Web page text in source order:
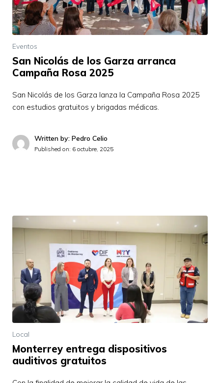
Eventos
San Nicolás de los Garza arranca
Campaña Rosa 2025
San Nicolás de los Garza lanza la Campaña Rosa 2025
con estudios gratuitos y brigadas médicas.
Written by: Pedro Celio
Published on: 6 octubre, 2025
Local
Monterrey entrega dispositivos
auditivos gratuitos